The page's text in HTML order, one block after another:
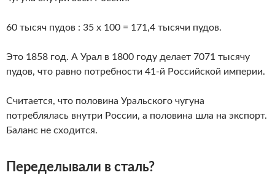
60 тысяч пудов : 35 х 100 = 171,4 тысячи пудов.
Это 1858 год. А Урал в 1800 году делает 7071 тысячу
пудов, что равно потребности 41-й Российской империи.
Считается, что половина Уральского чугуна
потреблялась внутри России, а половина шла на экспорт.
Баланс не сходится.
Переделывали в сталь?